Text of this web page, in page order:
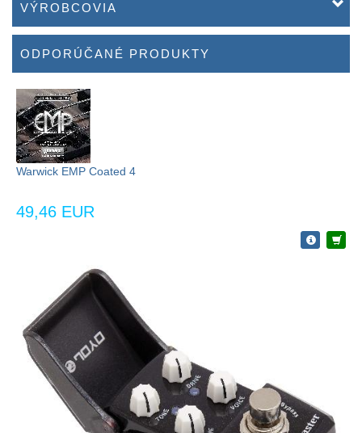
VÝROBCOVIA
ODPORÚČANÉ PRODUKTY
Warwick EMP Coated 4
49,46 EUR